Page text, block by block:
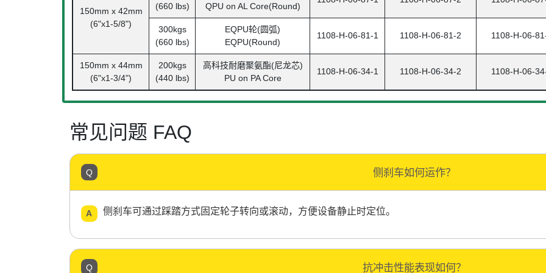
150mm x 42mm
(6"x1-5/8")
(660 lbs)
QPU on AL Core(Round)
300kgs
(660 lbs)
EQPU轮(圆弧)
EQPU(Round)
1108-H-06-81-1 1108-H-06-81-2 1108-H-06-
150mm x 44mm
(6"x1-3/4")
200kgs
(440 lbs)
高科技耐磨聚氨酯(尼龙芯)
PU on PA Core
1108-H-06-34-1 1108-H-06-34-2 1108-H-06-
常见问题 FAQ
侧刹车如何运作？
侧刹车可通过踩踏方式固定轮子转向或滚动，方便设备静止时定位。
抗冲击性能表现如何？